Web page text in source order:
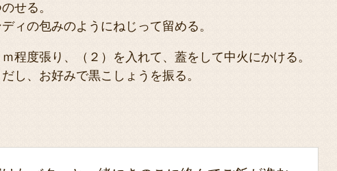
せる。
ィの包みのようにねじって留める。
程度張り、（２）を入れて、蓋をして中火にかける。
し、お好みで黒こしょうを振る。